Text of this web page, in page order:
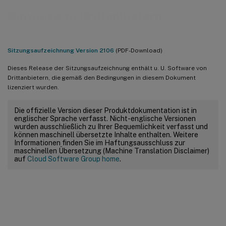
Sitzungsaufzeichnung Version 2106 (PDF-Download)
Dieses Release der Sitzungsaufzeichnung enthält u. U. Software von
Drittanbietern, die gemäß den Bedingungen in diesem Dokument
lizenziert wurden.
Die offizielle Version dieser Produktdokumentation ist in
englischer Sprache verfasst. Nicht-englische Versionen
wurden ausschließlich zu Ihrer Bequemlichkeit verfasst und
können maschinell übersetzte Inhalte enthalten. Weitere
Informationen finden Sie im Haftungsausschluss zur
maschinellen Übersetzung (Machine Translation Disclaimer)
auf Cloud Software Group home.